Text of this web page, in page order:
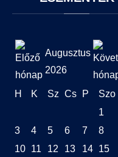
Augusztus
2026
H K Sz Cs P Szo
1
3
4 5 6 7 8
10
11 12 13 14 15